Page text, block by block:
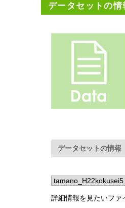
データセットの情
データセットの情報
詳細情報を見たいファ